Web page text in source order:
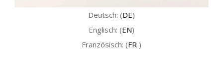
Deutsch: (DE)
Englisch: (EN)
Französisch: (FR )